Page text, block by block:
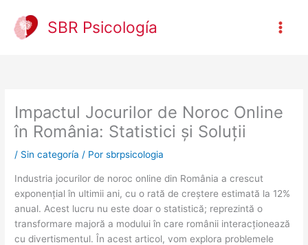
contenido
SBR Psicología
Impactul Jocurilor de Noroc Online
în România: Statistici și Soluții
/ Sin categoría / Porsbrpsicologia
Industria jocurilor de noroc online din România a crescut
exponențial în ultimii ani, cu o rată de creștere estimată la 12%
anual. Acest lucru nu este doar o statistică; reprezintă o
transformare majoră a modului în care românii interacționează
cu divertismentul. În acest articol, vom explora problemele